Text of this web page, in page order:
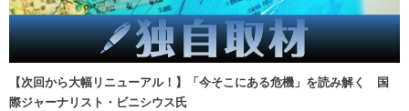
【次回から大幅リニューアル！】「今そこにある危機」を読み解く 国
際ジャーナリスト・ビニシウス氏